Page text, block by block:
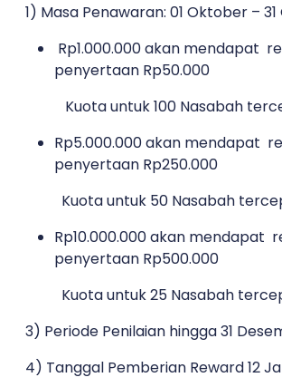
1) Masa Penawaran: 01 Oktober –
Rp1.000.000 akan mendapat
penyertaan Rp50.000
Kuota untuk 100 Nasabah
Rp5.000.000 akan mendapat
penyertaan Rp250.000
Kuota untuk 50 Nasabah
Rp10.000.000 akan mendapat
penyertaan Rp500.000
Kuota untuk 25 Nasabah
3) Periode Penilaian hingga 31
4) Tanggal Pemberian Reward 12